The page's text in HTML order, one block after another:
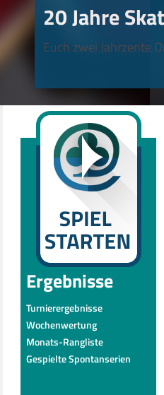
20 Jahre
Euch zwei Jahrzente
Ergebnisse
Turnierergebnisse
Wochenwertung
Monats-Rangliste
Gespielte Spontanserien